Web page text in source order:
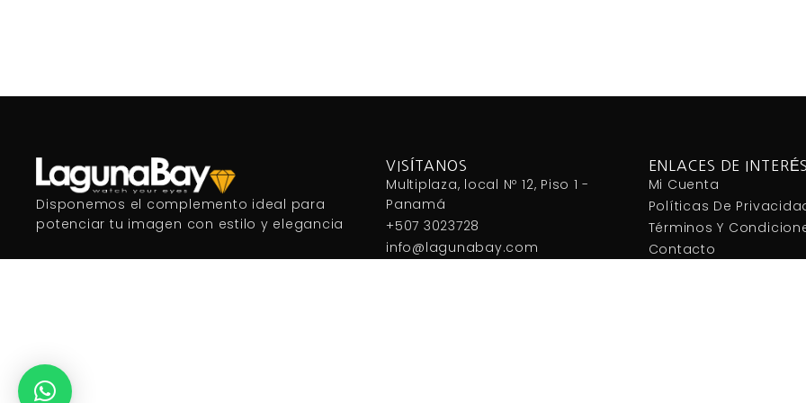
Disponemos el complemento ideal para
potenciar tu imagen con estilo y elegancia
VISÍTANOS
Multiplaza, local Nº 12, Piso 1 -
Panamá
+507 3023728
info@lagunabay.com
ENLACES DE INTERÉS
Mi Cuenta
Políticas De
Términos Y
Contacto